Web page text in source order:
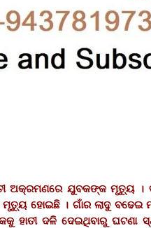
ଅକ୍ରମଣରେ ଯୁବକଙ୍କ ମୃତ୍ୟୁ
ହୋଇଛି । ଗାଁର ଲାଦୁ ବଢେଇ
ହାତୀ ଦଳି ଦେଇଥିବାରୁ